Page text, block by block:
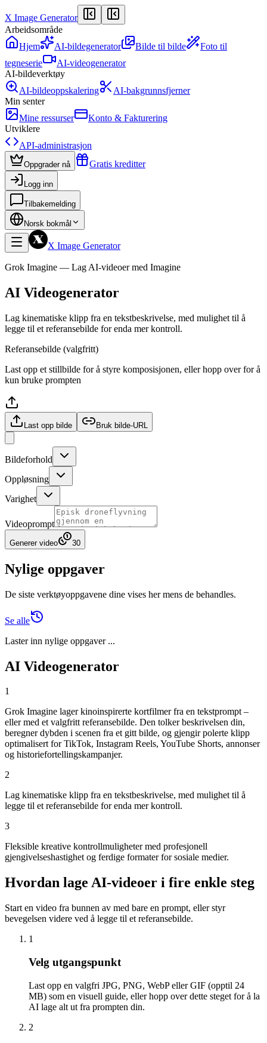
X Image Generator
Arbeidsområde
Hjem
AI-bildegenerator Bilde til bilde
Foto til
tegneserie
AI-videogenerator
AI-bildeverktøy
AI-bildeoppskalering
AI-bakgrunnsfjerner
Min senter
Mine ressurser
Konto & Fakturering
Utviklere
API-administrasjon
Oppgrader nå Gratis kreditter
Logg inn
Tilbakemelding
Norsk bokmål
X Image Generator
Grok Imagine — Lag AI-videoer med Imagine
AI Videogenerator
Lag kinematiske klipp fra en tekstbeskrivelse, med mulighet til å
legge til et referansebilde for enda mer kontroll.
Referansebilde (valgfritt)
Last opp et stillbilde for å styre komposisjonen, eller hopp over for å
kun bruke prompten
Last opp bilde Bruk bilde-URL
Bildeforhold
Oppløsning
Varighet
Videoprompt
Generer video 30
Nylige oppgaver
De siste verktøyoppgavene dine vises her mens de behandles.
Se alle
Laster inn nylige oppgaver ...
AI Videogenerator
1
Grok Imagine lager kinoinspirerte kortfilmer fra en tekstprompt –
eller med et valgfritt referansebilde. Den tolker beskrivelsen din,
beregner dybden i scenen fra et gitt bilde, og gjengir polerte klipp
optimalisert for TikTok, Instagram Reels, YouTube Shorts, annonser
og historiefortellingskampanjer.
2
Lag kinematiske klipp fra en tekstbeskrivelse, med mulighet til å
legge til et referansebilde for enda mer kontroll.
3
Fleksible kreative kontrollmuligheter med profesjonell
gjengivelseshastighet og ferdige formater for sosiale medier.
Hvordan lage AI-videoer i fire enkle steg
Start en video fra bunnen av med bare en prompt, eller styr
bevegelsen videre ved å legge til et referansebilde.
1
Velg utgangspunkt
Last opp en valgfri JPG, PNG, WebP eller GIF (opptil 24
MB) som en visuell guide, eller hopp over dette steget for å la
AI lage alt ut fra prompten din.
2